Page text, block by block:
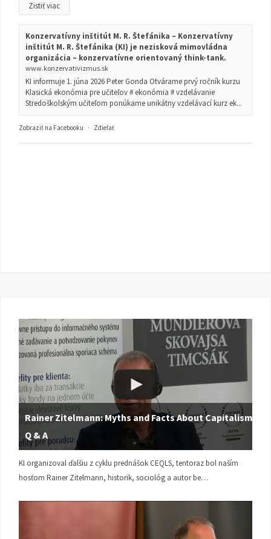
Zistiť viac
Konzervatívny inštitút M. R. Štefánika – Konzervatívny
inštitút M. R. Štefánika (KI) je nezisková mimovládna
organizácia – konzervatívne orientovaný think-tank.
www.konzervativizmus.sk
KI informuje 1. júna 2026 Peter Gonda Otvárame prvý ročník kurzu
Klasická ekonómia pre učiteľov # ekonómia # vzdelávanie
Stredoškolským učiteľom ponúkame unikátny vzdelávací kurz ek...
Zobraziť na Facebooku · Zdieľať
Rainer Zitelmann: Myths and Facts About Capitalism |
Q & A
KI organizoval ďalšiu z cyklu prednášok CEQLS, tentoraz bol naším
hosťom Rainer Zitelmann, historik, sociológ a autor be…